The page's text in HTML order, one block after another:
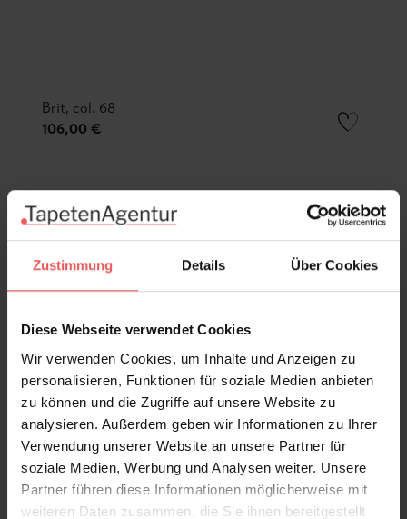
Zustimmung Details Über Cookies
Diese Webseite verwendet Cookies
Wir verwenden Cookies, um Inhalte und Anzeigen zu
personalisieren, Funktionen für soziale Medien anbieten
zu können und die Zugriffe auf unsere Website zu
analysieren. Außerdem geben wir Informationen zu Ihrer
Verwendung unserer Website an unsere Partner für
soziale Medien, Werbung und Analysen weiter. Unsere
Partner führen diese Informationen möglicherweise mit
weiteren Daten zusammen, die Sie ihnen bereitgestellt
Brit, col. 68
106,00 €